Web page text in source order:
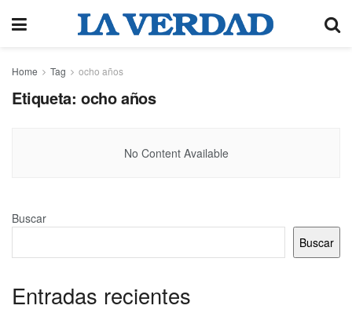
Home Tag ocho años
Etiqueta: ocho años
No Content Available
Buscar
Buscar
Entradas recientes